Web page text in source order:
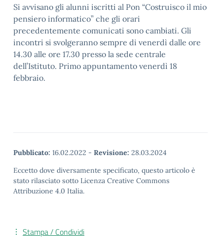
Si avvisano gli alunni iscritti al Pon “Costruisco il mio
pensiero informatico” che gli orari
precedentemente comunicati sono cambiati. Gli
incontri si svolgeranno sempre di venerdì dalle ore
14.30 alle ore 17.30 presso la sede centrale
dell’Istituto. Primo appuntamento venerdì 18
febbraio.
Pubblicato: 16.02.2022 - Revisione: 28.03.2024
Eccetto dove diversamente specificato, questo articolo è
stato rilasciato sotto Licenza Creative Commons
Attribuzione 4.0 Italia.
Stampa / Condividi